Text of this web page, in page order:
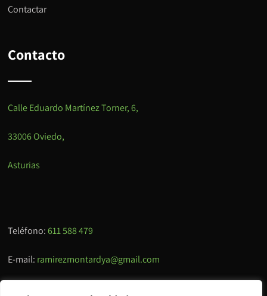
Contactar
Contacto
Calle Eduardo Martínez Torner, 6,
33006 Oviedo,
Asturias
Teléfono:611 588 479
E-mail: ramirezmontardya@gmail.com